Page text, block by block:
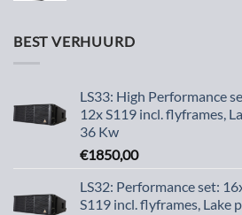
BEST VERHUURD
LS33: High Performance
12x S119 incl. flyframes,
36 Kw
€1850,00
LS32: Performance set:
S119 incl. flyframes, Lake